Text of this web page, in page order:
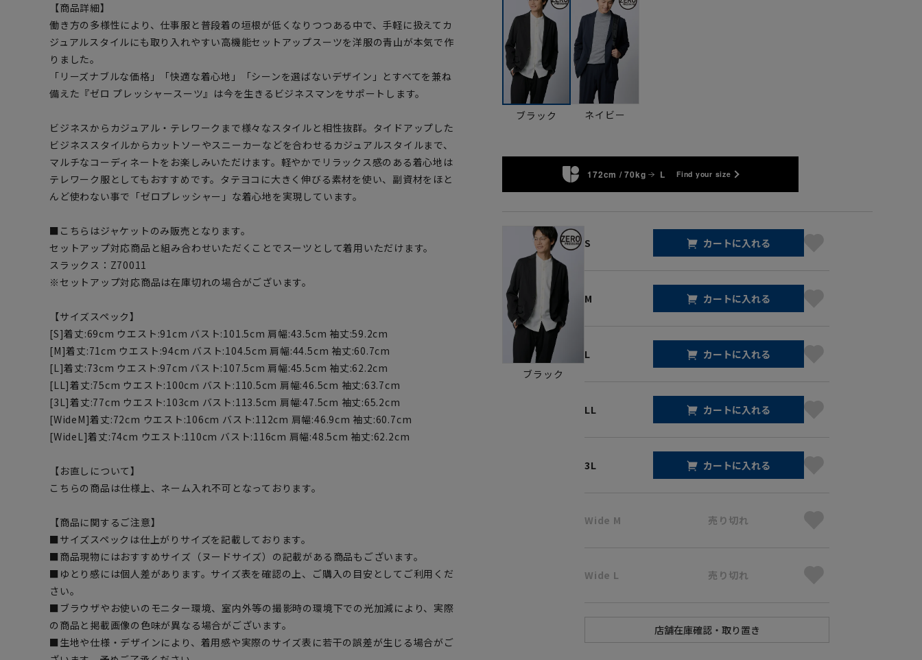
【商品詳細】
働き方の多様性により、仕事服と普段着の垣根が低くなりつつある中で、手軽に扱えてカ
ジュアルスタイルにも取り入れやすい高機能セットアップスーツを洋服の青山が本気で作
りました。
「リーズナブルな価格」「快適な着心地」「シーンを選ばないデザイン」とすべてを兼ね
備えた『ゼロ プレッシャースーツ』は今を生きるビジネスマンをサポートします。
ビジネスからカジュアル・テレワークまで様々なスタイルと相性抜群。タイドアップした
ビジネススタイルからカットソーやスニーカーなどを合わせるカジュアルスタイルまで、
マルチなコーディネートをお楽しみいただけます。軽やかでリラックス感のある着心地は
テレワーク服としてもおすすめです。タテヨコに大きく伸びる素材を使い、副資材をほと
んど使わない事で「ゼロプレッシャー」な着心地を実現しています。
■こちらはジャケットのみ販売となります。
セットアップ対応商品と組み合わせいただくことでスーツとして着用いただけます。
スラックス：Z70011
※セットアップ対応商品は在庫切れの場合がございます。
【サイズスペック】
[S]着丈:69cm ウエスト:91cm バスト:101.5cm 肩幅:43.5cm 袖丈:59.2cm
[M]着丈:71cm ウエスト:94cm バスト:104.5cm 肩幅:44.5cm 袖丈:60.7cm
[L]着丈:73cm ウエスト:97cm バスト:107.5cm 肩幅:45.5cm 袖丈:62.2cm
[LL]着丈:75cm ウエスト:100cm バスト:110.5cm 肩幅:46.5cm 袖丈:63.7cm
[3L]着丈:77cm ウエスト:103cm バスト:113.5cm 肩幅:47.5cm 袖丈:65.2cm
[WideM]着丈:72cm ウエスト:106cm バスト:112cm 肩幅:46.9cm 袖丈:60.7cm
[WideL]着丈:74cm ウエスト:110cm バスト:116cm 肩幅:48.5cm 袖丈:62.2cm
【お直しについて】
こちらの商品は仕様上、ネーム入れ不可となっております。
【商品に関するご注意】
■サイズスペックは仕上がりサイズを記載しております。
■商品現物にはおすすめサイズ（ヌードサイズ）の記載がある商品もございます。
■ゆとり感には個人差があります。サイズ表を確認の上、ご購入の目安としてご利用くだ
さい。
■ブラウザやお使いのモニター環境、室内外等の撮影時の環境下での光加減により、実際
の商品と掲載画像の色味が異なる場合がございます。
■生地や仕様・デザインにより、着用感や実際のサイズ表に若干の誤差が生じる場合がご
ブラック ネイビー
172cm / 70kg L Find your size
ブラック
S カートに入れる
M カートに入れる
L カートに入れる
LL カートに入れる
3L カートに入れる
Wide M 売り切れ
Wide L 売り切れ